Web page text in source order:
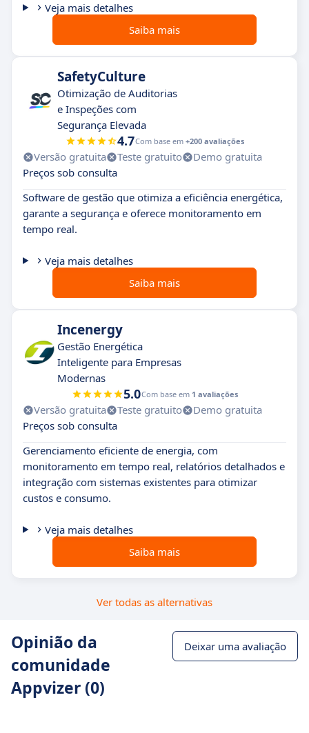
Veja mais detalhes
Saiba mais
SafetyCulture
Otimização de Auditorias
e Inspeções com
Segurança Elevada
4.7Com base em +200 avaliações
Versão gratuita Teste gratuito
Demo gratuita
Preços sob consulta
Software de gestão que otimiza a eficiência energética,
garante a segurança e oferece monitoramento em
tempo real.
Veja mais detalhes
Saiba mais
Incenergy
Gestão Energética
Inteligente para Empresas
Modernas
5.0Com base em 1 avaliações
Versão gratuita Teste gratuito
Demo gratuita
Preços sob consulta
Gerenciamento eficiente de energia, com
monitoramento em tempo real, relatórios detalhados e
integração com sistemas existentes para otimizar
custos e consumo.
Veja mais detalhes
Saiba mais
Ver todas as alternativas
Opinião da
comunidade
Appvizer (0)
Deixar uma avaliação